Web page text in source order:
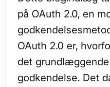
på OAuth 2.0, en
OAuth 2.0 er,
det
godkendelse. Det